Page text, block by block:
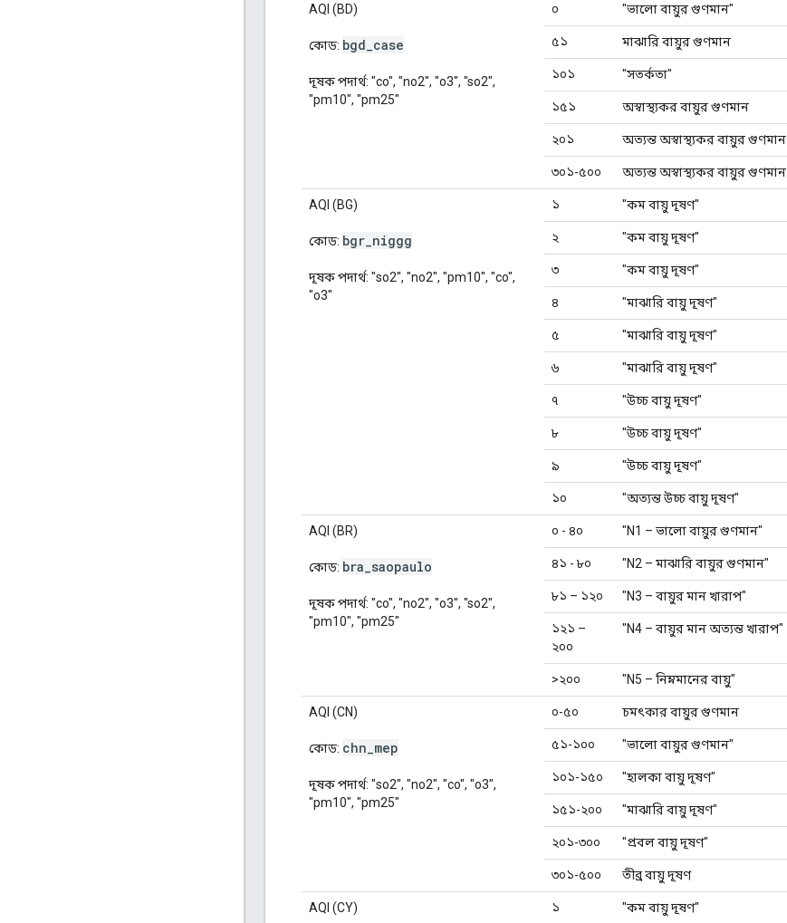
AQI (BD)
কোড: bgd case
দূষক পদার্থ: "co", "no2", "o3", "so2",
"pm10", "pm25"
০ "ভালো বায়ুর গুণমান"
৫১ মাঝারি বায়ুর গুণমান
১০১ "সতর্কতা"
১৫১ অস্বাস্থ্যকর বায়ুর গুণমান
২০১ অত্যন্ত অস্বাস্থ্যকর বায়ুর গুণমান
৩০১-৫০০ অত্যন্ত অস্বাস্থ্যকর বায়ুর গুণমান
AQI (BG)
কোড: bgr niggg
দূষক পদার্থ: "so2", "no2", "pm10", "co",
"o3"
১ "কম বায়ু দূষণ"
২ "কম বায়ু দূষণ"
৩ "কম বায়ু দূষণ"
৪ "মাঝারি বায়ু দূষণ"
৫ "মাঝারি বায়ু দূষণ"
৬ "মাঝারি বায়ু দূষণ"
৭ "উচ্চ বায়ু দূষণ"
৮ "উচ্চ বায়ু দূষণ"
৯ "উচ্চ বায়ু দূষণ"
১০ "অত্যন্ত উচ্চ বায়ু দূষণ"
AQI (BR)
কোড: bra saopaulo
দূষক পদার্থ: "co", "no2", "o3", "so2",
"pm10", "pm25"
০ - ৪০ "N1 – ভালো বায়ুর গুণমান"
৪১ - ৮০ "N2 – মাঝারি বায়ুর গুণমান"
৮১ – ১২০ "N3 – বায়ুর মান খারাপ"
১২১ –
২০০
"N4 – বায়ুর মান অত্যন্ত খারাপ"
>২০০ "N5 – নিম্নমানের বায়ু"
AQI (CN)
কোড: chn mep
দূষক পদার্থ: "so2", "no2", "co", "o3",
"pm10", "pm25"
০-৫০ চমৎকার বায়ুর গুণমান
৫১-১০০ "ভালো বায়ুর গুণমান"
১০১-১৫০ "হালকা বায়ু দূষণ"
১৫১-২০০ "মাঝারি বায়ু দূষণ"
২০১-৩০০ "প্রবল বায়ু দূষণ"
৩০১-৫০০ তীব্র বায়ু দূষণ
AQI (CY) ১ "কম বায়ু দূষণ"